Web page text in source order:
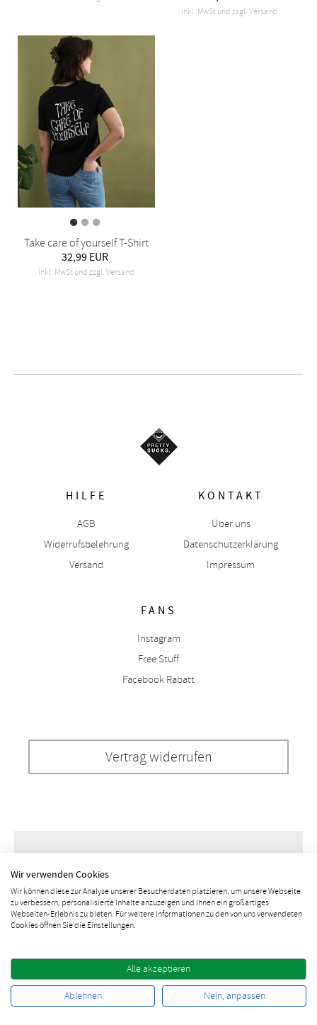
inkl. MwSt und zzgl. Versand
Take care of yourself T-Shirt
32,99 EUR
inkl. MwSt und zzgl. Versand
HILFE
AGB
Widerrufsbelehrung
Versand
KONTAKT
Über uns
Datenschutzerklärung
Impressum
FANS
Instagram
Free Stuff
Facebook Rabatt
Vertrag widerrufen
Newsletter bestellen
10% Rabatt sichern
Wir verwenden Cookies
Wir können diese zur Analyse unserer Besucherdaten platzieren, um unsere Webseite
zu verbessern, personalisierte Inhalte anzuzeigen und Ihnen ein großartiges
Webseiten-Erlebnis zu bieten. Für weitere Informationen zu den von uns verwendeten
Cookies öffnen Sie die Einstellungen.
Alle akzeptieren
Ablehnen Nein, anpassen